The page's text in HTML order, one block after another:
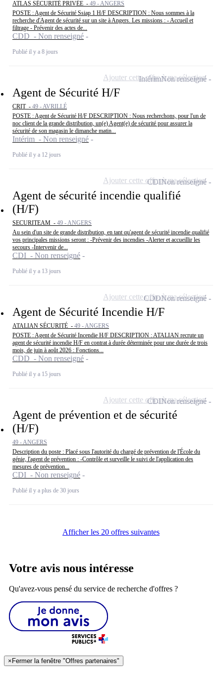
ATLAS SÉCURITÉ PRIVÉE - 49 - ANGERS
POSTE : Agent de Sécurité Ssiap 1 H/F DESCRIPTION : Nous sommes à la
recherche d'Agent de sécurité sur un site à Angers. Les missions : - Accueil et
filtrage - Prévenir des actes de...
CDD - Non renseigné
Publié il y a 8 jours
Agent de Sécurité H/F
CRIT - 49 - AVRILLÉ
POSTE : Agent de Sécurité H/F DESCRIPTION : Nous recherchons, pour l'un de
noc client de la grande distribution, un(e) Agent(e) de sécurité pour assurer la
sécurité de son magasin le dimanche matin...
Intérim - Non renseigné
Publié il y a 12 jours
IntérimNon renseigné
Ajouter cette offre à ma sélection
Agent de sécurité incendie qualifié
(H/F)
SECURITEAM - 49 - ANGERS
Au sein d'un site de grande distribution, en tant qu'agent de sécurité incendie qualifié
vos principales missions seront : -Prévenir des incendies -Alerter et accueillir les
secours -Intervenir de...
CDI - Non renseigné
Publié il y a 13 jours
CDINon renseigné
Ajouter cette offre à ma sélection
Agent de Sécurité Incendie H/F
ATALIAN SÉCURITÉ - 49 - ANGERS
POSTE : Agent de Sécurité Incendie H/F DESCRIPTION : ATALIAN recrute un
agent de sécurité incendie H/F en contrat à durée déterminée pour une durée de trois
mois, de juin à août 2026 : Fonctions...
CDD - Non renseigné
Publié il y a 15 jours
CDDNon renseigné
Ajouter cette offre à ma sélection
Agent de prévention et de sécurité
(H/F)
49 - ANGERS
Description du poste : Placé sous l'autorité du chargé de prévention de l'École du
génie, l'agent de prévention : -Contrôle et surveille le suivi de l'application des
mesures de prévention...
CDI - Non renseigné
Publié il y a plus de 30 jours
CDINon renseigné
Ajouter cette offre à ma sélection
Afficher les 20 offres suivantes
Votre avis nous intéresse
Qu'avez-vous pensé du service de recherche d'offres ?
× Fermer la fenêtre "Offres partenaires"